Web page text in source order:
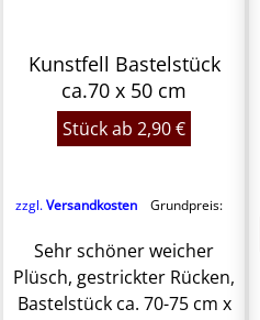
Kunstfell Bastelstück
ca.70 x 50 cm
Stück ab 2,90 €
zzgl.Versandkosten Grundpreis:
Sehr schöner weicher
Plüsch, gestrickter Rücken,
Bastelstück ca. 70-75 cm x